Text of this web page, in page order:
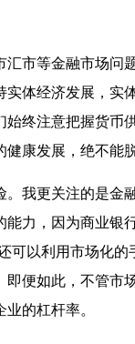
等金融市场问
体经济发展，
终注意把握货
康发展，绝不能
更关注的是金
力，因为商业银
可以利用市场化
便如此，不管市
的杠杆率。